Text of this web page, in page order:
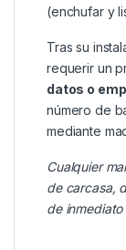
(enchufar y
Tras su
requerir un
datos o
número de
mediante
Cualquier
de carcasa,
de